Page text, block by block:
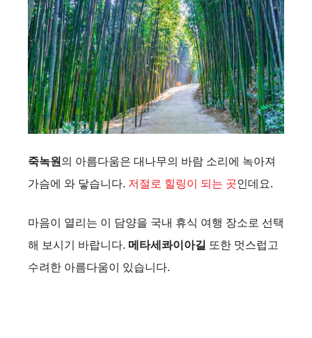
죽녹원 의 아름다움은 대나무의 바람 소리에 녹아져
가슴에 와 닿습니다. 저절로 힐링이 되는 곳인데요.
마음이 열리는 이 담양을 국내 휴식 여행 장소로 선택
해 보시기 바랍니다. 메타세콰이아길 또한 멋스럽고
수려한 아름다움이 있습니다.